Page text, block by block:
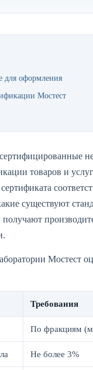
для оформления
Мостест
товаров и
существуют
получают
Мостест
Требования
По фракциям
Не более 3%